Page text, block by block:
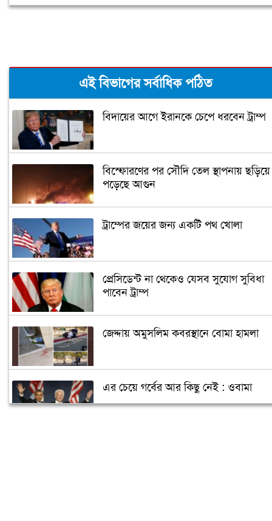
এই বিভাগের সর্বাধিক পঠিত
বিদায়ের আগে ইরানকে চেপে ধরবেন ট্রাম্প
বিস্ফোরণের পর সৌদি তেল স্থাপনায় ছড়িয়ে
পড়েছে আগুন
ট্রাম্পের জয়ের জন্য একটি পথ খোলা
প্রেসিডেন্ট না থেকেও যেসব সুযোগ সুবিধা
পাবেন ট্রাম্প
জেদ্দায় অমুসলিম কবরস্থানে বোমা হামলা
এর চেয়ে গর্বের আর কিছু নেই : ওবামা